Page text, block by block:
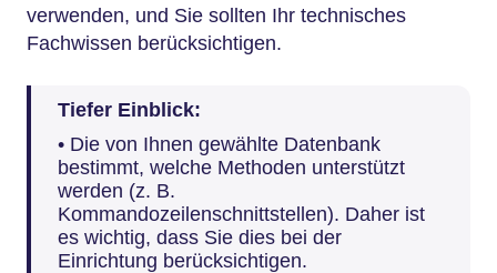
verwenden, und Sie sollten Ihr technisches
Fachwissen berücksichtigen.
Tiefer Einblick:
• Die von Ihnen gewählte Datenbank
bestimmt, welche Methoden unterstützt
werden (z. B.
Kommandozeilenschnittstellen). Daher ist
es wichtig, dass Sie dies bei der
Einrichtung berücksichtigen.